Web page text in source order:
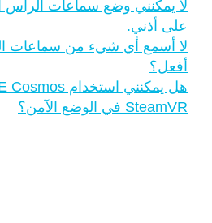
لا يمكنني وضع سماعات الرأس
على أذني.
لا أسمع أي شيء من سماعات
أفعل؟
SteamVR في الوضع الآمن؟